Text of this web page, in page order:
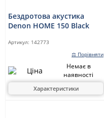
Бездротова акустика
Denon HOME 150 Black
Артикул: 142773
⚖ Порівняти
Немає в
наявності
Характеристики